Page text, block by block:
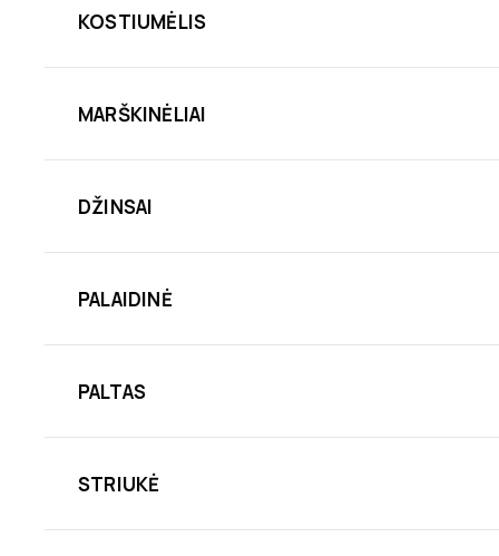
KOSTIUMĖLIS
MARŠKINĖLIAI
DŽINSAI
PALAIDINĖ
PALTAS
STRIUKĖ